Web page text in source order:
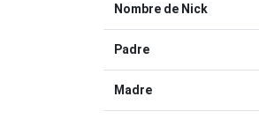
Nombre de Nick
Padre
Madre